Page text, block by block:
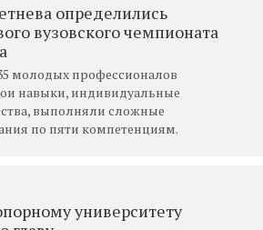
определились
вузовского чемпионата
молодых профессионалов
навыки, индивидуальные
выполняли сложные
по пяти компетенциям.
университету